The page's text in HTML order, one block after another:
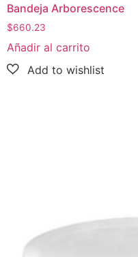
Bandeja Arborescence
$660.23
Añadir al carrito